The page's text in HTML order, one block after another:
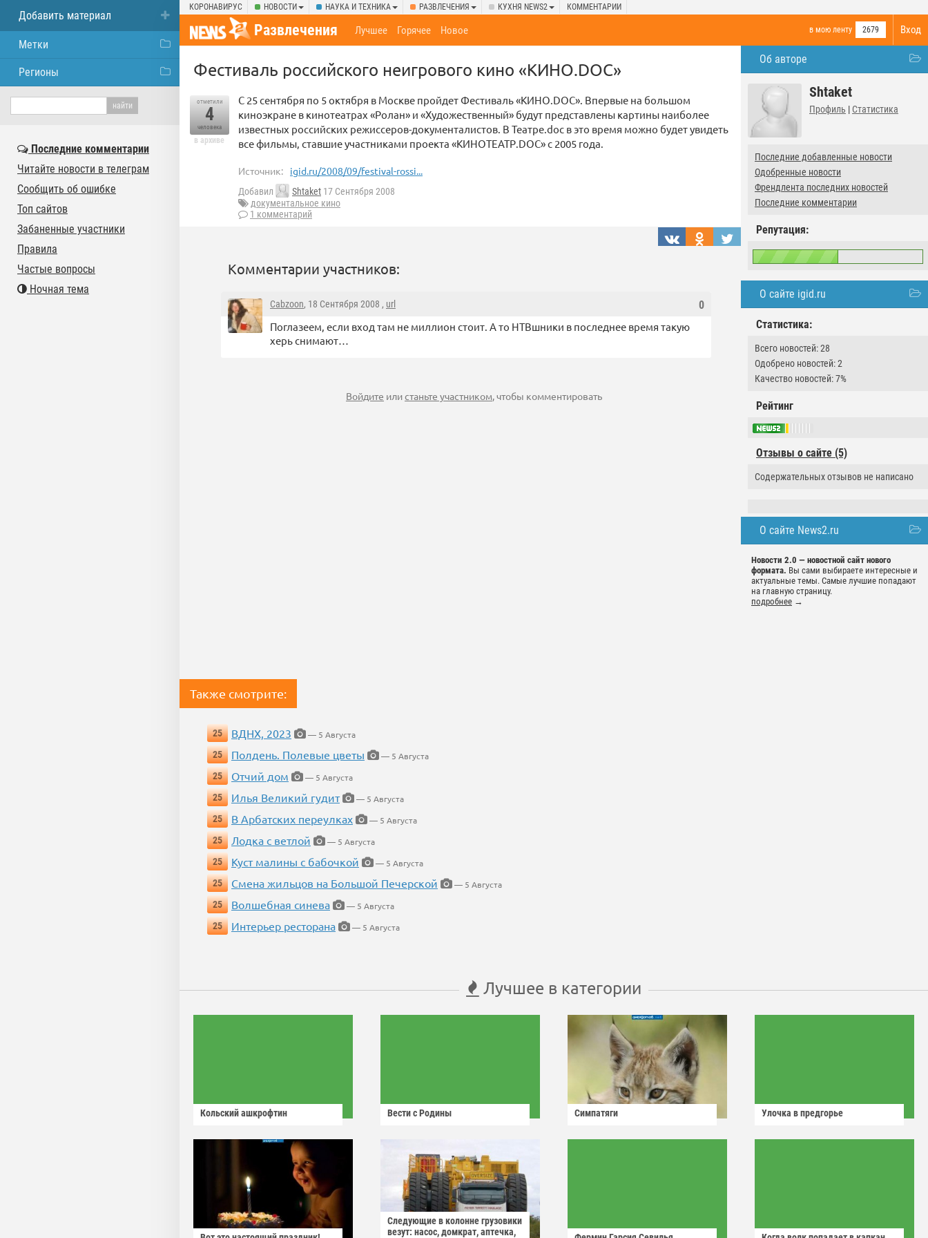
КОРОНАВИРУС НОВОСТИ НАУКА И ТЕХНИКА РАЗВЛЕЧЕНИЯ КУХНЯ NEWS2 КОММЕНТАРИИ
Вход
Развлечения в мою ленту 2679
Лучшее Горячее Новое
Об авторе
Shtaket
Профиль | Статистика
Последние добавленные новости
Одобренные новости
Френдлента последних новостей
Последние комментарии
Репутация:
О сайте igid.ru
Статистика:
Всего новостей: 28
Одобрено новостей: 2
Качество новостей: 7%
Рейтинг
Отзывы о сайте (5)
Содержательных отзывов не написано
О сайте News2.ru
Новости 2.0 — новостной сайт нового
формата. Вы сами выбираете интересные и
актуальные темы. Самые лучшие попадают
на главную страницу.
подробнее →
Фестиваль российского неигрового кино «КИНО.DOC»
отметили
4
человека
в архиве
С 25 сентября по 5 октября в Москве пройдет Фестиваль «КИНО.DOC». Впервые на большом
киноэкране в кинотеатрах «Ролан» и «Художественный» будут представлены картины наиболее
известных российских режиссеров-документалистов. В Театре.doc в это время можно будет увидеть
все фильмы, ставшие участниками проекта «КИНОТЕАТР.DOC» с 2005 года.
Источник: igid.ru/2008/09/festival-rossi...
Добавил Shtaket 17 Сентября 2008
документальное кино
1 комментарий
Комментарии участников:
0
Cabzoon, 18 Сентября 2008 , url
Поглазеем, если вход там не миллион стоит. А то НТВшники в последнее время такую
херь снимают…
Войдите илистаньте участником, чтобы комментировать
Также смотрите:
25 ВДНХ, 2023
— 5 Августа
25
Полдень. Полевые цветы
— 5 Августа
25
Отчий дом
— 5 Августа
25
Илья Великий гудит
— 5 Августа
25
В Арбатских переулках
— 5 Августа
25
Лодка с ветлой
— 5 Августа
25
Куст малины с бабочкой
— 5 Августа
25
Смена жильцов на Большой Печерской
— 5 Августа
25
Волшебная синева
— 5 Августа
25
Интерьер ресторана — 5 Августа
Лучшее в категории
Кольский ашкрофтин Вести с Родины Симпатяги Улочка в предгорье
Следующие в колонне грузовики
везут: насос, домкрат, аптечка,
Добавить материал
Метки
Регионы
Последние комментарии
Читайте новости в телеграм
Сообщить об ошибке
Топ сайтов
Забаненные участники
Правила
Частые вопросы
Ночная тема